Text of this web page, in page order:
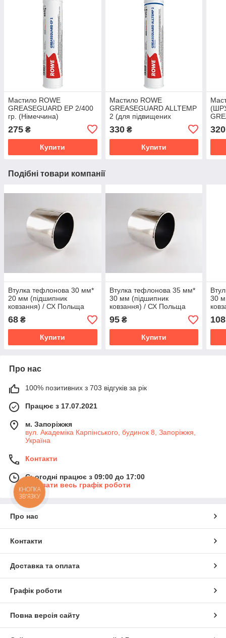
Мастило ROWE
GREASEGUARD EP 2/400
гр. (Німеччина)
275 ₴
Купити
Мастило ROWE
GREASEGUARD ALLTEMP
2 (для підвищених
(Німеччина)
330₴
Купити
320
Подібні товари компанії
Втулка тефлонова 30 мм*
20 мм (підшипник
ковзання) / СХ Польща
68 ₴
Купити
Втулка тефлонова 35 мм*
30 мм (підшипник
ковзання) / СХ Польща
95₴
Купити
30
108
Про нас
100% позитивних з 703 відгуків за рік
Працює з 17.07.2021
м. Запоріжжя
вул. Академіка Карпінського, будинок 8, Запоріжжя,
Україна
Контакти
Сьогодні працює з 09:00 до 17:00
Показати весь графік роботи
Про нас
Контакти
Доставка та оплата
Графік роботи
Повна версія сайту
КНОПКА
ЗВ'ЯЗКУ